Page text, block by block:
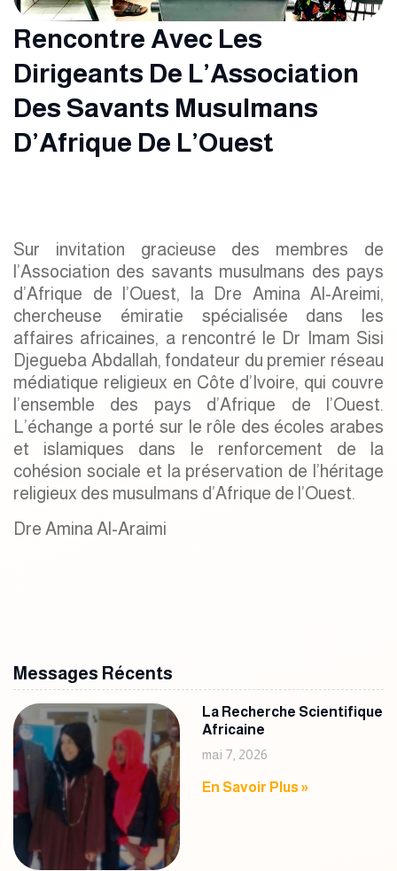
Rencontre Avec Les
Dirigeants De L’Association
Des Savants Musulmans
D’Afrique De L’Ouest
Sur invitation gracieuse des membres de
l’Association des savants musulmans des pays
d’Afrique de l’Ouest, la Dre Amina Al-Areimi,
chercheuse émiratie spécialisée dans les
affaires africaines, a rencontré le Dr Imam Sisi
Djegueba Abdallah, fondateur du premier réseau
médiatique religieux en Côte d’Ivoire, qui couvre
l’ensemble des pays d’Afrique de l’Ouest.
L’échange a porté sur le rôle des écoles arabes
et islamiques dans le renforcement de la
cohésion sociale et la préservation de l’héritage
religieux des musulmans d’Afrique de l’Ouest.
Dre Amina Al-Araimi
Messages Récents
La Recherche Scientifique
Africaine
mai 7, 2026
En Savoir Plus »